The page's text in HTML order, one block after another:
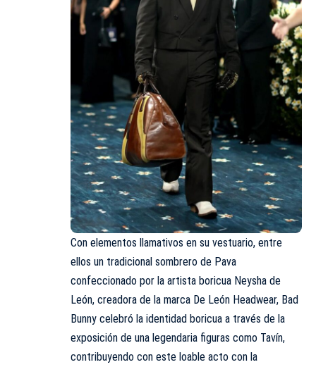
Con elementos llamativos en su vestuario, entre
ellos un tradicional sombrero de Pava
confeccionado por la artista boricua Neysha de
León, creadora de la marca De León Headwear, Bad
Bunny celebró la identidad boricua a través de la
exposición de una legendaria figuras como Tavín,
contribuyendo con este loable acto con la